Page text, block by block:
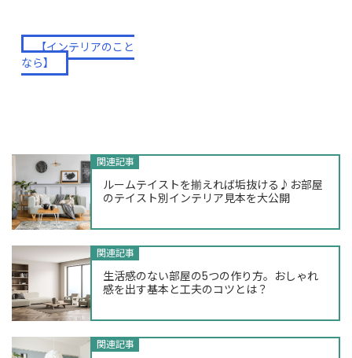
【インテリアのこと
なら】
関連記事
ルームテイストを揃えれば垢抜ける♪お部屋
のテイスト別インテリア見本を大公開
関連記事
生活感のない部屋の5つの作り方。おしゃれ
感を出す基本と工夫のコツとは？
関連記事